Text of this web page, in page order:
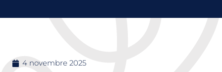
4 novembre 2025